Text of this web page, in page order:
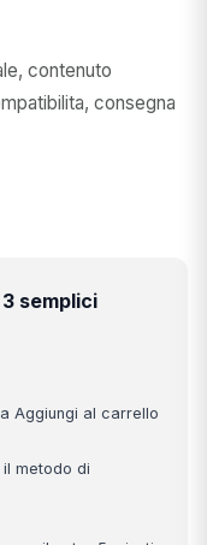
contenuto
consegna
semplici
Aggiungi al carrello
metodo di